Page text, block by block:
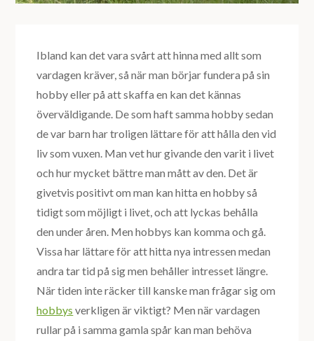
Ibland kan det vara svårt att hinna med allt som
vardagen kräver, så när man börjar fundera på sin
hobby eller på att skaffa en kan det kännas
överväldigande. De som haft samma hobby sedan
de var barn har troligen lättare för att hålla den vid
liv som vuxen. Man vet hur givande den varit i livet
och hur mycket bättre man mått av den. Det är
givetvis positivt om man kan hitta en hobby så
tidigt som möjligt i livet, och att lyckas behålla
den under åren. Men hobbys kan komma och gå.
Vissa har lättare för att hitta nya intressen medan
andra tar tid på sig men behåller intresset längre.
När tiden inte räcker till kanske man frågar sig om
hobbys verkligen är viktigt? Men när vardagen
rullar på i samma gamla spår kan man behöva